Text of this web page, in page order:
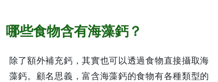
哪些食物含有海藻鈣？
除了額外補充鈣，其實也可以透過食物直接攝取海
藻鈣。顧名思義，富含海藻鈣的食物有各種類型的